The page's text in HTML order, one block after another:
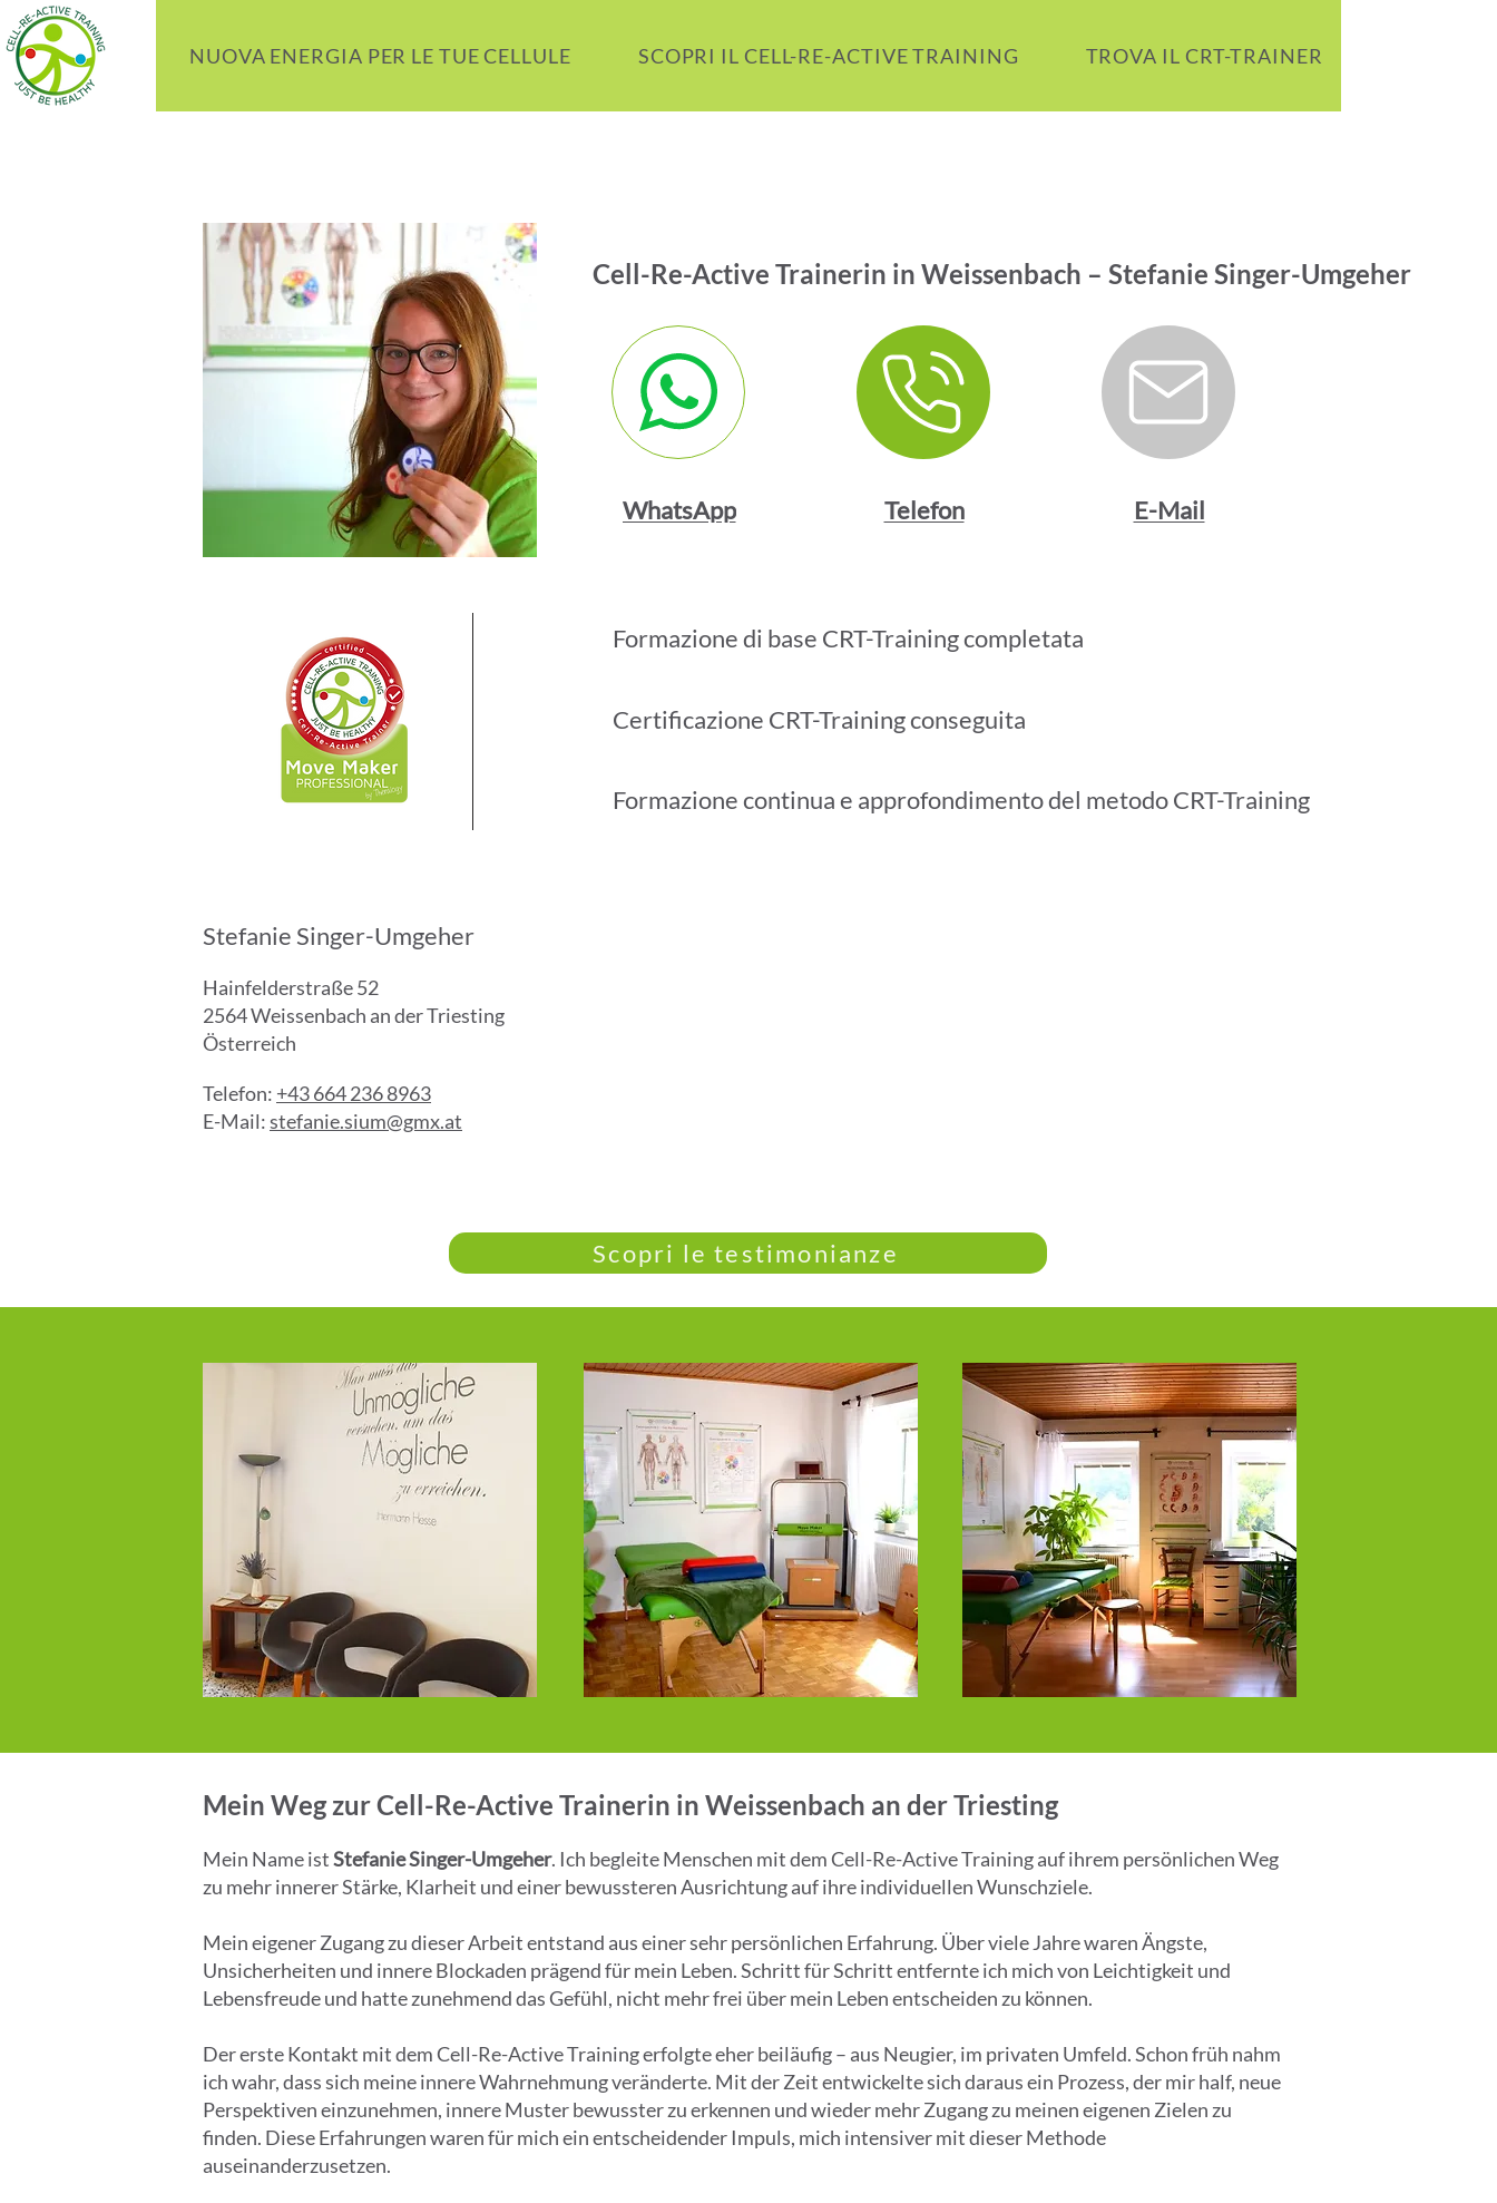
NUOVA ENERGIA PER LE TUE CELLULE SCOPRI IL CELL-RE-ACTIVE TRAINING TROVA IL CRT-TRAINER
Cell-Re-Active Trainerin in Weissenbach – Stefanie Singer-Umgeher
WhatsApp Telefon E-Mail
Formazione di base CRT-Training completata
Certificazione CRT-Training conseguita
Formazione continua e approfondimento del metodo CRT-Training
Stefanie Singer-Umgeher
Hainfelderstraße 52
2564 Weissenbach an der Triesting
Österreich
Telefon: +43 664 236 8963
E-Mail:stefanie.sium@gmx.at
Scopri le testimonianze
Mein Weg zur Cell-Re-Active Trainerin in Weissenbach an der Triesting
Mein Name istStefanie Singer-Umgeher. Ich begleite Menschen mit dem Cell-Re-Active Training auf ihrem persönlichen Weg
zu mehr innerer Stärke, Klarheit und einer bewussteren Ausrichtung auf ihre individuellen Wunschziele.
Mein eigener Zugang zu dieser Arbeit entstand aus einer sehr persönlichen Erfahrung. Über viele Jahre waren Ängste,
Unsicherheiten und innere Blockaden prägend für mein Leben. Schritt für Schritt entfernte ich mich von Leichtigkeit und
Lebensfreude und hatte zunehmend das Gefühl, nicht mehr frei über mein Leben entscheiden zu können.
Der erste Kontakt mit dem Cell-Re-Active Training erfolgte eher beiläufig – aus Neugier, im privaten Umfeld. Schon früh nahm
ich wahr, dass sich meine innere Wahrnehmung veränderte. Mit der Zeit entwickelte sich daraus ein Prozess, der mir half, neue
Perspektiven einzunehmen, innere Muster bewusster zu erkennen und wieder mehr Zugang zu meinen eigenen Zielen zu
finden. Diese Erfahrungen waren für mich ein entscheidender Impuls, mich intensiver mit dieser Methode
auseinanderzusetzen.